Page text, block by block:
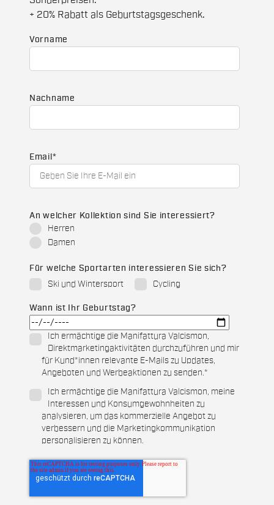
+ 20% Rabatt als Geburtstagsgeschenk.
Vorname
Nachname
Email *
An welcher Kollektion sind Sie interessiert?
Herren
Damen
Für welche Sportarten interessieren Sie sich?
Ski und Wintersport
Cycling
Wann ist Ihr Geburtstag?
Ich ermächtige die Manifattura Valcismon,
Direktmarketingaktivitäten durchzuführen und mir
für Kund*innen relevante E-Mails zu Updates,
Angeboten und Werbeaktionen zu senden.*
Ich ermächtige die Manifattura Valcismon, meine
Interessen und Konsumgewohnheiten zu
analysieren, um das kommerzielle Angebot zu
verbessern und die Marketingkommunikation
personalisieren zu können.